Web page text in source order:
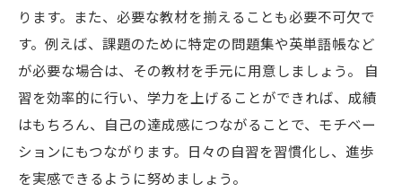
ります。また、必要な教材を揃えることも必要不可欠で
す。例えば、課題のために特定の問題集や英単語帳など
が必要な場合は、その教材を手元に用意しましょう。 自
習を効率的に行い、学力を上げることができれば、成績
はもちろん、自己の達成感につながることで、モチベー
ションにもつながります。日々の自習を習慣化し、進歩
を実感できるように努めましょう。